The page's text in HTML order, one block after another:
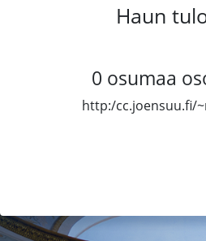
Haun
0 osumaa
http:/cc.joensuu.fi/